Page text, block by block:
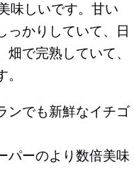
味しいです。甘い
っかりしていて、日
で完熟していて、
ンでも新鮮なイチゴ
パーのより数倍美味